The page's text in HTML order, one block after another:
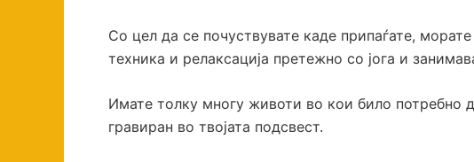
Со цел да се почуствувате каде припаѓате,
техника и релаксација претежно со јога и
Имате толку многу животи во кои било потребно
гравиран во твојата подсвест.